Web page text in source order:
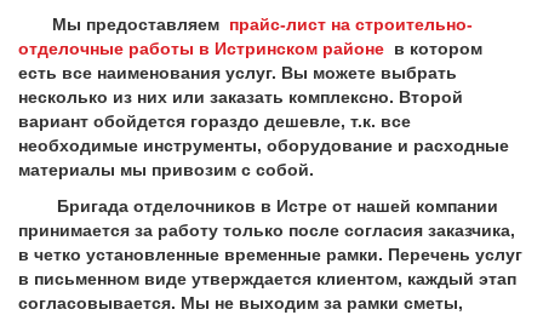
Мы предоставляем прайс-лист на строительно-
отделочные работы в Истринском районе в котором
есть все наименования услуг. Вы можете выбрать
несколько из них или заказать комплексно. Второй
вариант обойдется гораздо дешевле, т.к. все
необходимые инструменты, оборудование и расходные
материалы мы привозим с собой.
Бригада отделочников в Истре от нашей компании
принимается за работу только после согласия заказчика,
в четко установленные временные рамки. Перечень услуг
в письменном виде утверждается клиентом, каждый этап
согласовывается. Мы не выходим за рамки сметы,